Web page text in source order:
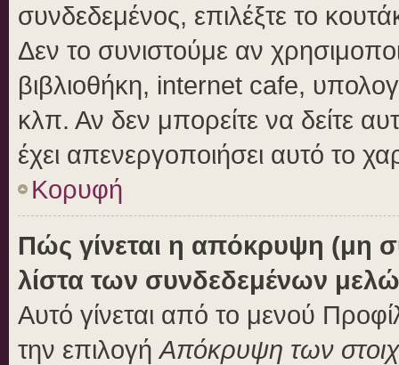
συνδεδεμένος, επιλέξτε το
Δεν το συνιστούμε αν
βιβλιοθήκη, internet cafe,
κλπ. Αν δεν μπορείτε να δείτε
έχει απενεργοποιήσει αυτό το
Κορυφή
Πώς γίνεται η απόκρυψη (μη
λίστα των συνδεδεμένων
Αυτό γίνεται από το μενού
την επιλογήΑπόκρυψη των